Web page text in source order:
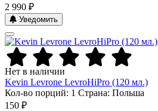
2 990 ₽
Уведомить
Нет в наличии
Kevin Levrone LevroHiPro (120 мл.)
Кол-во порций: 1 Страна: Польша
150 ₽